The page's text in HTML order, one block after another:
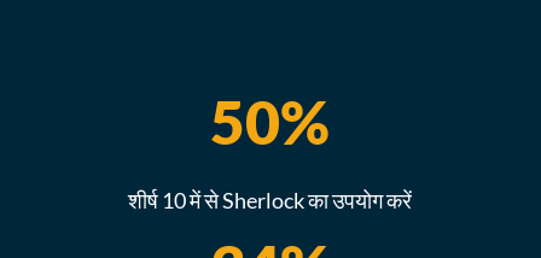
50%
शीर्ष 10 में से Sherlock का उपयोग करें